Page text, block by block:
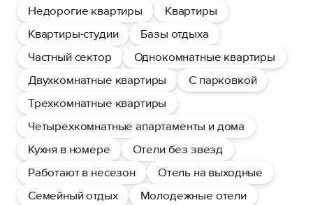
Недорогие квартиры
Квартиры
Квартиры-студии
Базы отдыха
Частный сектор
Однокомнатные квартиры
Двухкомнатные квартиры
С парковкой
Трехкомнатные квартиры
Четырехкомнатные апартаменты и дома
Кухня в номере
Отели без звезд
Работают в несезон
Отель на выходные
Семейный отдых
Молодежные отели